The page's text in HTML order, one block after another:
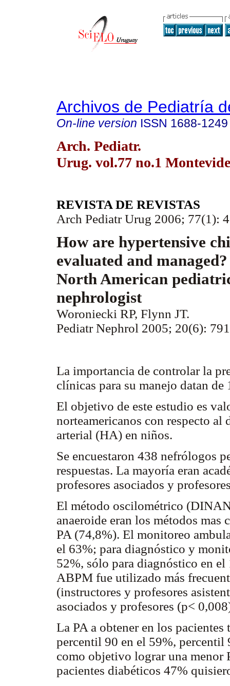
Archivos de Pediatría
On-line version ISSN 1688-1249
Arch. Pediatr.
Urug. vol.77 no.1
REVISTA DE REVISTAS
Arch Pediatr Urug 2006; 77(1):
How are hypertensive
evaluated and
North American
nephrologist
Woroniecki RP, Flynn JT.
Pediatr Nephrol 2005; 20(6):
La importancia de controlar la
clínicas para su manejo datan de
El objetivo de este estudio es
norteamericanos con respecto
arterial (HA) en niños.
Se encuestaron 438 nefrólogos
respuestas. La mayoría eran
profesores asociados y
El método oscilométrico
anaeroide eran los métodos
PA (74,8%). El monitoreo
el 63%; para diagnóstico y
52%, sólo para diagnóstico en
ABPM fue utilizado más
(instructores y profesores
asociados y profesores (p<
La PA a obtener en los
percentil 90 en el 59%,
como objetivo lograr una menor
pacientes diabéticos 47%